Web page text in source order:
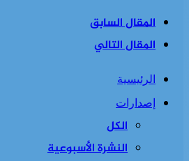
المقال السابق
المقال التالي
الرئيسية
إصدارات
الكل
النشرة الأسبوعية